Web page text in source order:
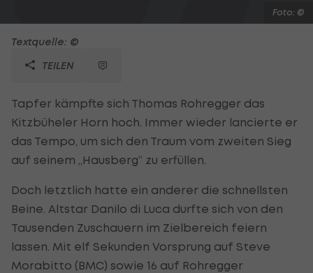
Foto: ©
Textquelle: ©
TEILEN
Tapfer kämpfte sich Thomas Rohregger das
Kitzbüheler Horn hoch. Immer wieder lancierte er
das Tempo, um sich den Traum vom zweiten Sieg
auf seinem „Hausberg“ zu erfüllen.
Doch letztlich hatte ein anderer die schnellsten
Beine. Altstar Danilo di Luca durfte sich von den
Tausenden Zuschauern im Zielbereich feiern
lassen. Mit elf Sekunden Vorsprung auf Steve
Morabitto (BMC) sowie 16 auf Rohregger